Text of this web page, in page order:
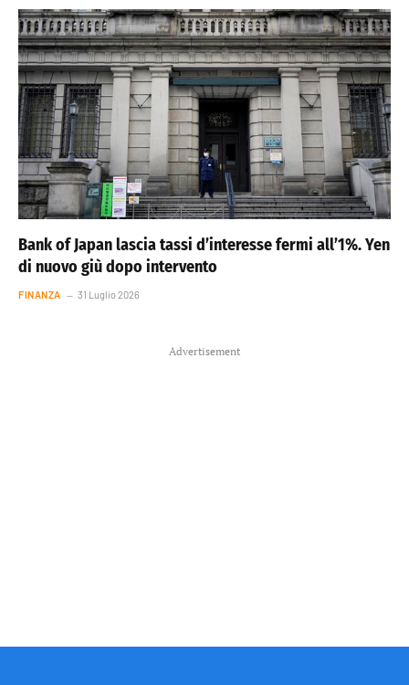
Bank of Japan lascia tassi d’interesse fermi all’1%. Yen
di nuovo giù dopo intervento
FINANZA 31 Luglio 2026
Advertisement